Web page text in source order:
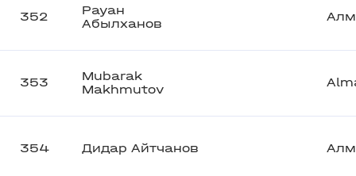
352
Рауан
Абылханов
353
Mubarak
Makhmutov
354 Дидар Айтчанов